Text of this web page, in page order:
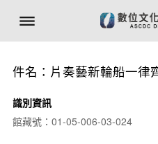
件名：片奏藝新輪船一律
識別資訊
館藏號：01-05-006-03-024